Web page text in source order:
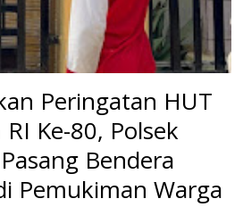
Peringatan HUT
Ke-80, Polsek
Bendera
Pemukiman Warga